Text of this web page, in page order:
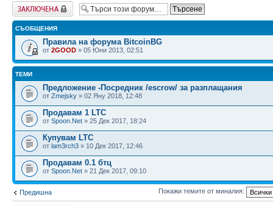
Заключен форум
СЪОБЩЕНИЯ
Правила на форума BitcoinBG
от 2GOOD » 05 Юни 2013, 02:51
ТЕМИ
Предложение -Посредник /escrow/ за разплащания
от Zmejsky » 02 Яну 2018, 12:48
Продавам 1 LTC
от Spoon.Net » 25 Дек 2017, 18:24
Купувам LTC
от lam3rch3 » 10 Дек 2017, 12:46
Продавам 0.1 бтц
от Spoon.Net » 21 Дек 2017, 09:10
Предишна Покажи темите от миналия: